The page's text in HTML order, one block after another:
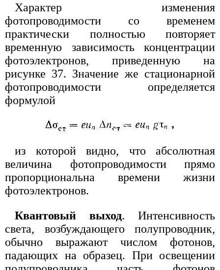
Характер изменения
фотопроводимости со временем
практически полностью повторяет
временную зависимость концентрации
фотоэлектронов, приведенную на
рисунке 37. Значение же стационарной
фотопроводимости определяется
формулой
из которой видно, что абсолютная
величина фотопроводимости прямо
пропорциональна времени жизни
фотоэлектронов.
Квантовый выход. Интенсивность
света, возбуждающего полупроводник,
обычно выражают числом фотонов,
падающих на образец. При освещении